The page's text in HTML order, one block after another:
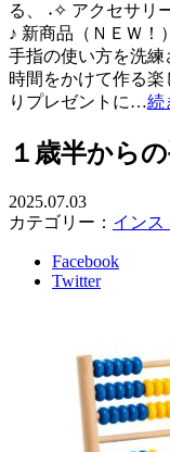
る、 ˖✧ アクセサ
♪ 新商品（ＮＥＷ！
手指の使い方を洗
時間をかけて作る
りプレゼントに…続
１歳半から
2025.07.03
カテゴリー： インス
Facebook
Twitter